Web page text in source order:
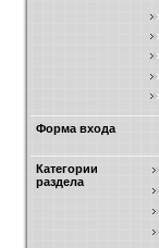
Форма входа
Категории
раздела